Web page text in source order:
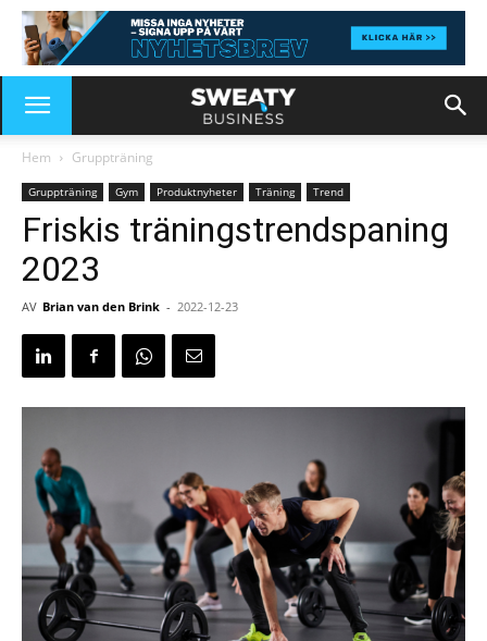
Hem Gruppträning
Gruppträning Gym Produktnyheter Träning Trend
Friskis träningstrendspaning
2023
AV Brian van den Brink - 2022-12-23